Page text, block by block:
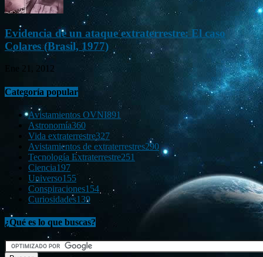
Evidencia de un ataque extraterrestre: El caso
Colares (Brasil, 1977)
Ene 21, 2012
Categoría popular
Avistamientos OVNI891
Astronomía360
Vida extraterrestre327
Avistamientos de extraterrestres290
Tecnología Extraterrestre251
Ciencia197
Universo155
Conspiraciones154
Curiosidades139
¿Qué es lo que buscas?